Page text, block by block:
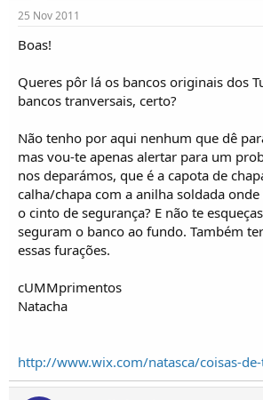
25 Nov 2011
Boas!
Queres pôr lá os bancos originais dos
bancos tranversais, certo?
Não tenho por aqui nenhum que dê
mas vou-te apenas alertar para um
nos deparámos, que é a capota de
calha/chapa com a anilha soldada
o cinto de segurança? E não te
seguram o banco ao fundo. Também
essas furações.
cUMMprimentos
Natacha
http://www.wix.com/natasca/coisas-